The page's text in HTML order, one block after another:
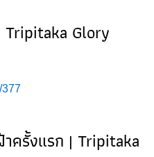
Glory
377
ครั้งแรก | Tripitaka